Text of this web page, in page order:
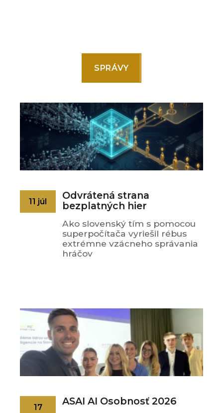
SPRÁVY
Odvrátená strana
bezplatných hier
11 júl
Ako slovenský tím s pomocou
superpočítača vyriešil rébus
extrémne vzácneho správania
hráčov
ASAI AI Osobnosť 2026
17